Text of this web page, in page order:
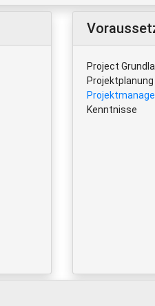
Project
Projektplanung
Kenntnisse